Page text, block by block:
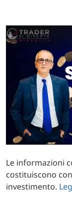
Le informazioni
costituiscono
investimento.